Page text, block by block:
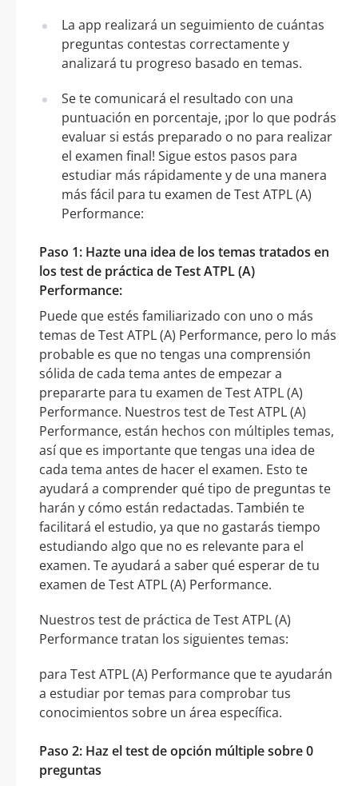
La app realizará un seguimiento de cuántas
preguntas contestas correctamente y
analizará tu progreso basado en temas.
Se te comunicará el resultado con una
puntuación en porcentaje, ¡por lo que podrás
evaluar si estás preparado o no para realizar
el examen final! Sigue estos pasos para
estudiar más rápidamente y de una manera
más fácil para tu examen de Test ATPL (A)
Performance:
Paso 1: Hazte una idea de los temas tratados en
los test de práctica de Test ATPL (A)
Performance:
Puede que estés familiarizado con uno o más
temas de Test ATPL (A) Performance, pero lo más
probable es que no tengas una comprensión
sólida de cada tema antes de empezar a
prepararte para tu examen de Test ATPL (A)
Performance. Nuestros test de Test ATPL (A)
Performance, están hechos con múltiples temas,
así que es importante que tengas una idea de
cada tema antes de hacer el examen. Esto te
ayudará a comprender qué tipo de preguntas te
harán y cómo están redactadas. También te
facilitará el estudio, ya que no gastarás tiempo
estudiando algo que no es relevante para el
examen. Te ayudará a saber qué esperar de tu
examen de Test ATPL (A) Performance.
Nuestros test de práctica de Test ATPL (A)
Performance tratan los siguientes temas:
para Test ATPL (A) Performance que te ayudarán
a estudiar por temas para comprobar tus
conocimientos sobre un área específica.
Paso 2: Haz el test de opción múltiple sobre 0
preguntas